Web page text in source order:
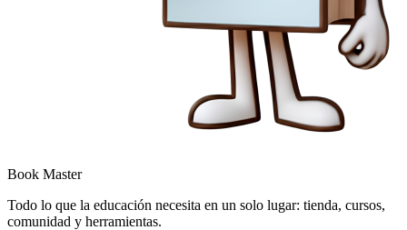
Book Master
Todo lo que la educación necesita en un solo lugar: tienda, cursos,
comunidad y herramientas.